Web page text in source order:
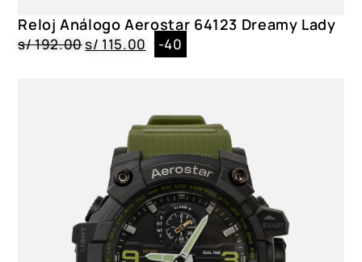
Reloj Análogo Aerostar 64123 Dreamy Lady
s/192.00s/ 115.00 -40